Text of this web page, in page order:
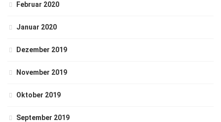
Februar 2020
Januar 2020
Dezember 2019
November 2019
Oktober 2019
September 2019